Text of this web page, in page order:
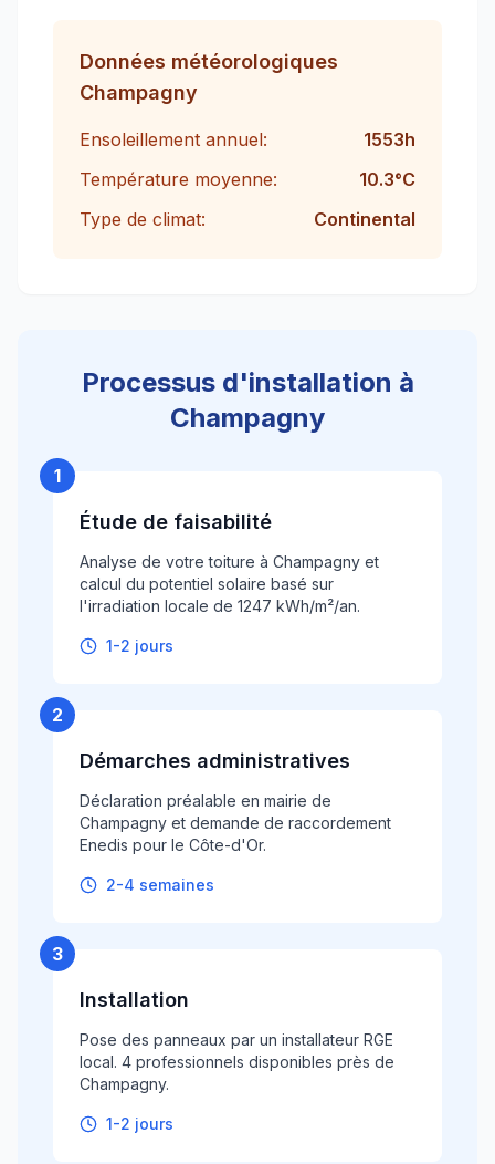
Données météorologiques
Champagny
Ensoleillement annuel: 1553h
Température moyenne:
10.3°C
Type de climat:
Continental
Processus d'installation à
Champagny
1
Étude de faisabilité
Analyse de votre toiture à Champagny et
calcul du potentiel solaire basé sur
l'irradiation locale de 1247 kWh/m²/an.
1-2 jours
2
Démarches administratives
Déclaration préalable en mairie de
Champagny et demande de raccordement
Enedis pour le Côte-d'Or.
2-4 semaines
3
Installation
Pose des panneaux par un installateur RGE
local. 4 professionnels disponibles près de
Champagny.
1-2 jours